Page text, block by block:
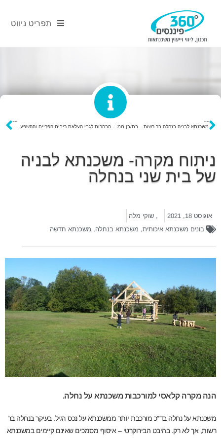
תפריט ניווט
ניתוח מקרה- משכנתא לבניה
של בית שני בנחלה
אוגוסט 18, 2021 , שוקי מלה
בונים משכנתא איכותית, משכנתא בנחלה, משכנתא חדשה
הנה מקרה קלאסי למורכבות משכנתא על נחלה.
משכנתא על נחלה בד"כ מורכבת יותר ממשכנתא על נכס רגיל. בעיקר בנחלה בר
רשות, אך לא רק. בהיבט הבירוקרטי – איסוף מסמכים שאינם קיימים במשכנתא